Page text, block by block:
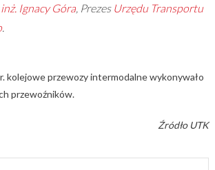
Ignacy Góra, Prezes Urzędu Transportu
.
kolejowe przewozy intermodalne wykonywało
przewoźników.
Źródło UTK